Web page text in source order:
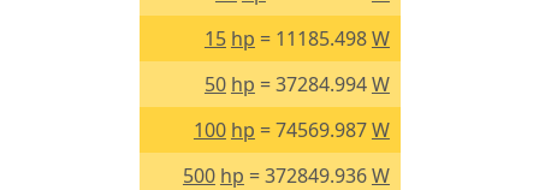
15 hp = 11185.498W
50 hp = 37284.994W
100 hp = 74569.987W
500 hp = 372849.936W